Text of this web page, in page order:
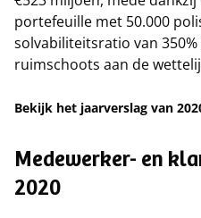
portefeuille met 50.000
solvabiliteitsratio van
ruimschoots aan de
Bekijk het jaarverslag van
Medewerker- en
2020